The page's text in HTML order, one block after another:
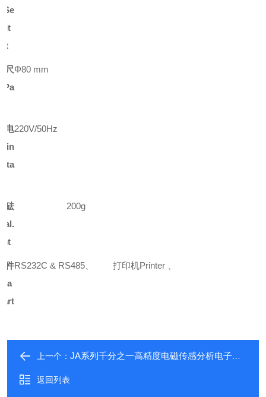
Se
尺
Pa
Φ80 mm
电
Lin
220V/50Hz
砝
200g
件
a
RS232C & RS485 打印机Printer
上一个： JA系列千分之一高精度电磁传感分析电子天平
返回列表